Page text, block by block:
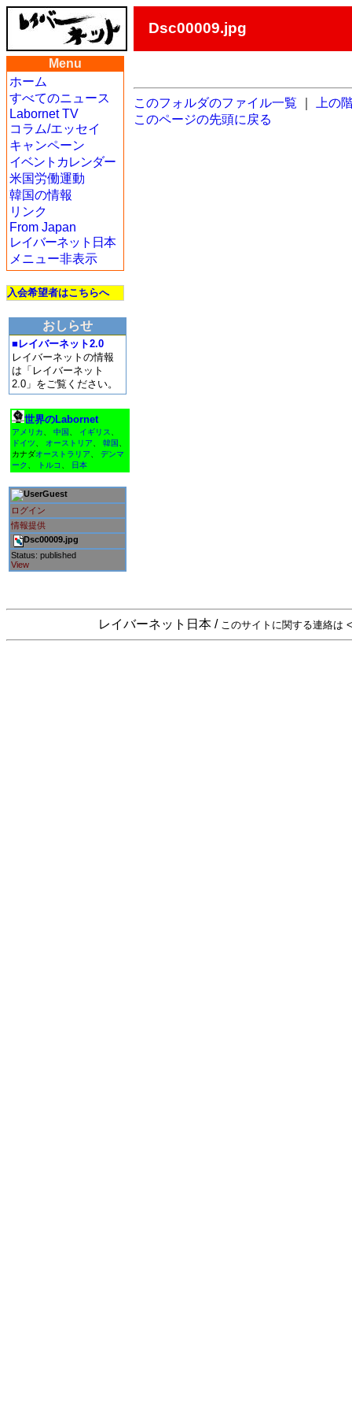
Dsc00009.jpg
Menu
ホーム
すべてのニュース
Labornet TV
コラム/エッセイ
キャンペーン
イベントカレンダー
米国労働運動
韓国の情報
リンク
From Japan
レイバーネット日本
メニュー非表示
入会希望者はこちらへ
おしらせ
■レイバーネット2.0
レイバーネットの情報
は「レイバーネット
2.0」をご覧ください。
世界のLabornet
アメリカ 中国 イギリス
ドイツ
オーストリア 韓国
カナダオーストラリア
デンマ
ーク
トルコ 日本
Guest
ログイン
情報提供
Dsc00009.jpg
Status: published
View
このフォルダのファイル一覧
上の
このページの先頭に戻る
レイバーネット日本 / このサイトに関する連絡は